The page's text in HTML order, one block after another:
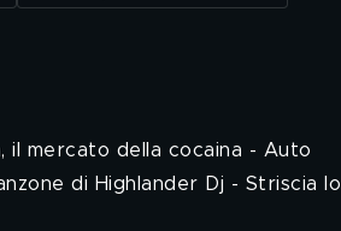
il mercato della cocaina - Auto
di Highlander Dj - Striscia lo